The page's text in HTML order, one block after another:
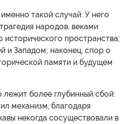
такой случай. У него
народов, веками
пространства;
и Западом; наконец, спор о
памяти и будущем
лежит более глубинный сбой:
механизм, благодаря
некогда сосуществовали в